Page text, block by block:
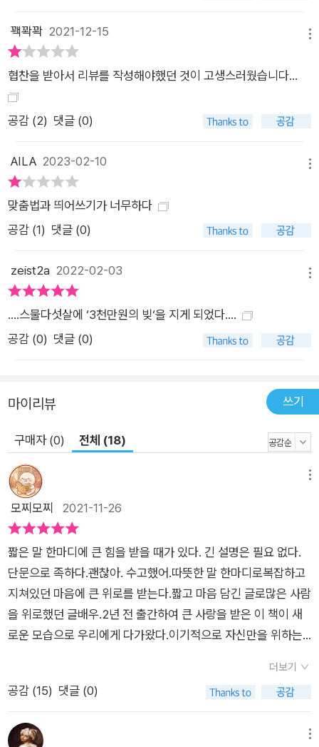
마음이 있는가를 보면 알 수 있다. 그것에 관심이 없다면 나는 그
사람을 진짜 사랑하는 것이 아니다. 좋은 연애를 위하여 두 사람
이 서로 다름을 인정하고 서로를 바꾸려하기 보다는 서로에게 상
처주지 않기 위해 변하려는 의지가 더 필요하다. 이때 사랑은 더
아름답게 지속된다. 저자는 연애 뿐만 아니라 자존감 인간관계 직
장 도전하고 싶은 꿈 등 많은 단상들에 있어 그동안의 상담을 통
해 사람들에게 도움을 주고 느꼈던 이야기들을 말한다. 그동안 쌓
인 걱정들의 대한 어떻게 나아가면 좋을지 방향을 찾을 수 있게
되고 책을 덮는 순간 마음이 놓인다. 그리고 다시 시작하고 싶은
열정이 생긴다. 당신도 이 책을 통해 그런 시간을 만날 수 있기를
희망한다.
꽥꽉꽉 2021-12-15
협찬을 받아서 리뷰를 작성해야했던 것이 고생스러웠습니다...
공감 (2) 댓글 (0)
AILA 2023-02-10
맞춤법과 띄어쓰기가 너무하다
공감 (1) 댓글 (0)
zeist2a 2022-02-03
....스물다섯살에 ‘3천만원의 빚‘을 지게 되었다....
공감 (0) 댓글 (0)
마이리뷰 쓰기
구매자 (0) 전체 (18)
모찌모찌 2021-11-26
짧은 말 한마디에 큰 힘을 받을 때가 있다. 긴 설명은 필요 없다.
단문으로 족하다.괜찮아. 수고했어.따뜻한 말 한마디로복잡하고
지쳐있던 마음에 큰 위로를 받는다.짧고 마음 담긴 글로많은 사람
을 위로했던 글배우.2년 전 출간하여 큰 사랑을 받은 이 책이 새
로운 모습으로 우리에게 다가왔다.이기적으로 자신만을 위하는
뜻하게 토닥이며 지쳐있는 우리에게 힘을 건넨다.작가의 말 한마
디는그의 삶에서 우러나온 살아 숨 쉬는 위로다.어느새 우리는 공
리에게 또 다른 희망이 된다.*이 리뷰는 강한별 출판사(@ghb_b
더보기
공감 (15) 댓글 (0)